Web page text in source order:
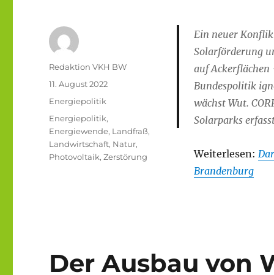
Ein neuer
Solarförderung
auf
Bundespolitik
wächst Wut.
Solarparks
Weiterlesen:
Brandenburg
Autor
Redaktion VKH BW
Veröffentlicht
11. August 2022
Kategorien
Energiepolitik
Schlagwörter
Energiepolitik,
Energiewende, Landfraß,
Landwirtschaft, Natur,
Photovoltaik,Zerstörung
Der Ausbau von